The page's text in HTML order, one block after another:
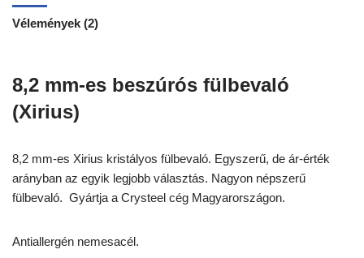
Vélemények (2)
8,2 mm-es beszúrós fülbevaló
(Xirius)
8,2 mm-es Xirius kristályos fülbevaló. Egyszerű, de ár-érték
arányban az egyik legjobb választás. Nagyon népszerű
fülbevaló. Gyártja a Crysteel cég Magyarországon.
Antiallergén nemesacél.